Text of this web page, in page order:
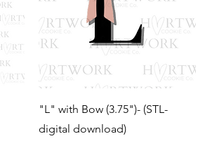
Visualização rápida
"L" with Bow (3.75")- (STL-
digital download)